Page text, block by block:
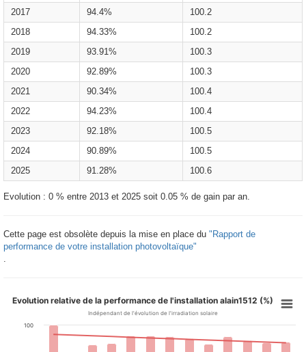
2017
94.4%
100.2
2018
94.33%
100.2
2019
93.91%
100.3
2020
92.89%
100.3
2021
90.34%
100.4
2022
94.23%
100.4
2023
92.18%
100.5
2024
90.89%
100.5
2025
91.28% 100.6
Evolution : 0 % entre 2013 et 2025 soit 0.05 % de gain par an.
Cette page est obsolète depuis la mise en place du "Rapport de
performance de votre installation photovoltaïque"
Evolution relative de la performance de l'installation alain1512 (%)
Indépendant de l'évolution de l'irradiation solaire
100